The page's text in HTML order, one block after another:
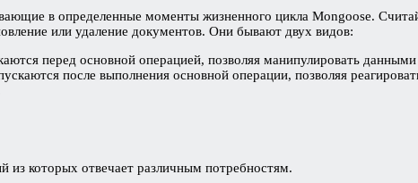
в определенные моменты жизненного цикла Mongoose.
или удаление документов. Они бывают двух видов:
перед основной операцией, позволяя манипулировать
после выполнения основной операции, позволяя
из которых отвечает различным потребностям.